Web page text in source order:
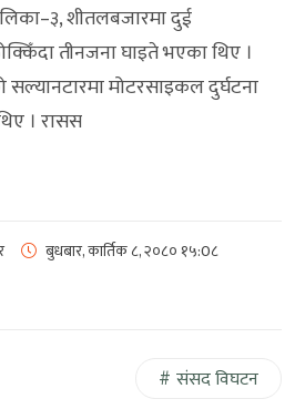
शीतलबजारमा दुई
तीनजना घाइते भएका थिए ।
सल्यानटारमा मोटरसाइकल दुर्घटना
। रासस
बुधबार, कार्तिक ८, २०८० १५:0८
संसद विघटन